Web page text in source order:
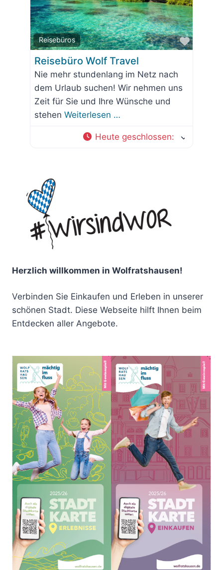
Reisebüros
Favorit
Reisebüro Wolf Travel
Nie mehr stundenlang im Netz nach
dem Urlaub suchen! Wir nehmen uns
Zeit für Sie und Ihre Wünsche und
stehen Weiterlesen …
Heute geschlossen:
Herzlich willkommen in Wolfratshausen!
Verbinden Sie Einkaufen und Erleben in unserer
schönen Stadt. Diese Webseite hilft Ihnen beim
Entdecken aller Angebote.